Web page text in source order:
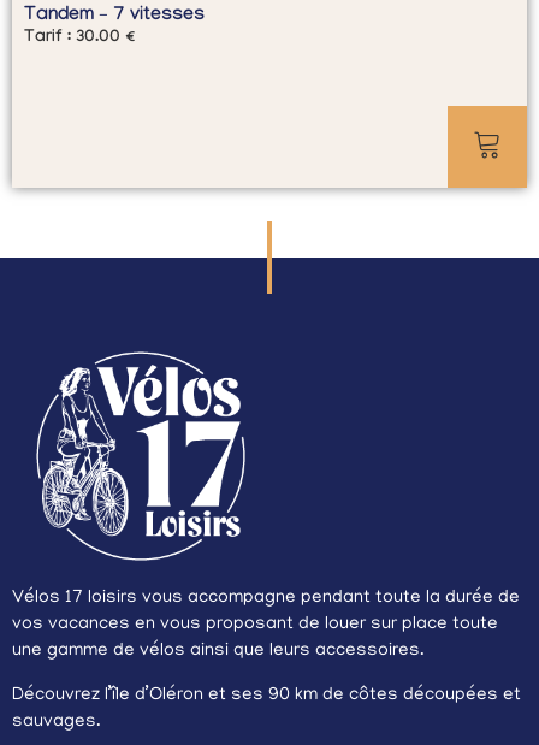
Tandem – 7 vitesses
Tarif : 30.00 €
Vélos 17 loisirs vous accompagne pendant toute la durée de
vos vacances en vous proposant de louer sur place toute
une gamme de vélos ainsi que leurs accessoires.
Découvrez l’île d’Oléron et ses 90 km de côtes découpées et
sauvages.